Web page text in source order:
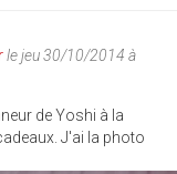
le jeu 30/10/2014 à
de Yoshi à la
J'ai la photo